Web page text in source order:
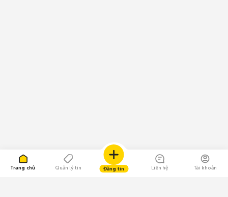
Trang chủ Quản lý tin Đăng tin Liên hệ Tài khoản